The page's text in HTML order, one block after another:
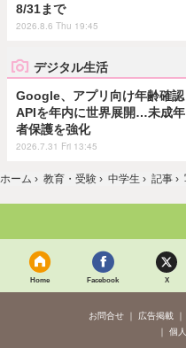
8/31まで
2026.8.6 Thu 19:45
デジタル生活
Google、アプリ向け年齢確認
APIを年内に世界展開…未成年
者保護を強化
2026.7.31 Fri 13:45
ホーム › 教育・受験 › 中学生 › 記事 ›
Home Facebook X
お問合せ 広告掲載
個